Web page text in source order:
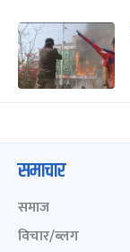
समाचार
समाज
विचार/ब्लग